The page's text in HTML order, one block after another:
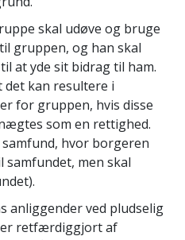
skal udøve og bruge
gruppen, og han skal
at yde sit bidrag til ham.
kan resultere i
for gruppen, hvis disse
som en rettighed.
hvor borgeren
men skal
anliggender ved pludselig
retfærdiggjort af